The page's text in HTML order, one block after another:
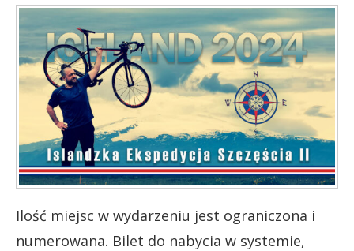
Ilość miejsc w wydarzeniu jest ograniczona i
numerowana. Bilet do nabycia w systemie,